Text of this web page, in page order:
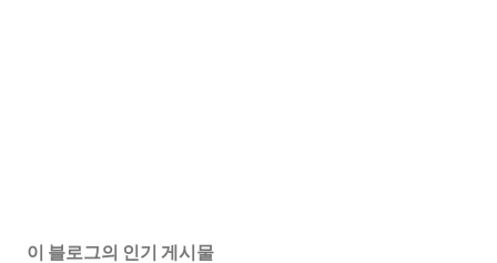
이 블로그의 인기 게시물